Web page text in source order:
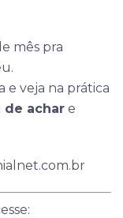
mês pra
e veja na prática
de achar e